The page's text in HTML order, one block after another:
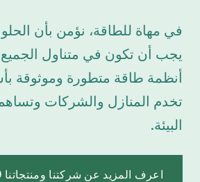
في مهاة للطاقة، نؤمن بأن
يجب أن تكون في متناول
أنظمة طاقة متطورة وموثوقة
تخدم المنازل والشركات
البيئة.
اعرف المزيد عن شركتنا ومنتجاتنا